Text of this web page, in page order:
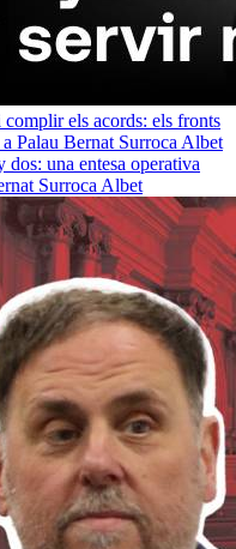
els acords: els fronts
Palau Bernat Surroca Albet
una entesa operativa
Surroca Albet